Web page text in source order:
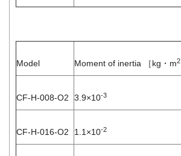
Model Moment of inertia ［kg・m2
CF-H-008-O2 3.9×10-3
CF-H-016-O2 1.1×10-2